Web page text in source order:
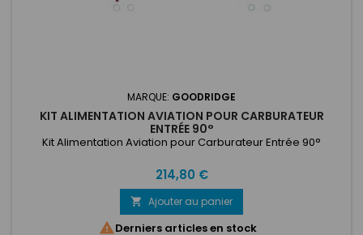
MARQUE: GOODRIDGE
KIT ALIMENTATION AVIATION POUR CARBURATEUR
ENTRÉE 90°
Kit Alimentation Aviation pour Carburateur Entrée 90°
Prix
214,80 €
 Ajouter au panier
Derniers articles en stock